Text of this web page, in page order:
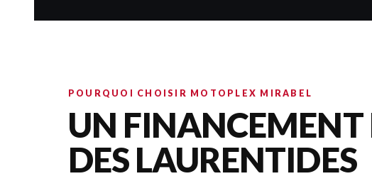
POURQUOI CHOISIR MOTOPLEX MIRABEL
UN FINANCEMENT
DES LAURENTIDES